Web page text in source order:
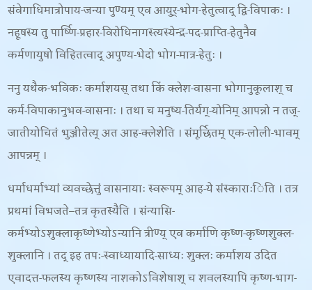
संवेगाधिमात्रोपाय-जन्या पुण्यम् एव आयुर्-भोग-हेतुत्वाद् द्वि-विपाकः ।
नहूषस्य तु पार्ष्णि-प्रहार-विरोधिनागस्त्यस्येन्द्र-पद-प्राप्ति-हेतुनैव
कर्मणायुषो विहितत्वाद् अपुण्य-भेदो भोग-मात्र-हेतुः ।
ननु यथैक-भविकः कर्माशयस् तथा किं क्लेश-वासना भोगानुकूलाश् च
कर्म-विपाकानुभव-वासनाः । तथा च मनुष्य-तिर्यग्-योनिम् आपन्नो न तज्-
जातीयोचितं भुञ्जीतेत्य् अत आह-क्लेशेति । संमूर्छितम् एक-लोली-भावम्
आपन्नम् ।
धर्माधर्माभ्यां व्यवच्छेत्तुं वासनायाः स्वरूपम् आह-ये संस्काराःिति । तत्र
प्रथमां विभजते–तत्र कृतस्यैति । संन्यासि-
कर्मभ्योऽशुक्लाकृष्णेभ्योऽन्यानि त्रीण्य् एव कर्माणि कृष्ण-कृष्णशुक्ल-
शुक्लानि । तद् इह तपः-स्वाध्यायादि-साध्यः शुक्लः कर्माशय उदित
एवादत्त-फलस्य कृष्णस्य नाशकोऽविशेषाश् च शवलस्यापि कृष्ण-भाग-